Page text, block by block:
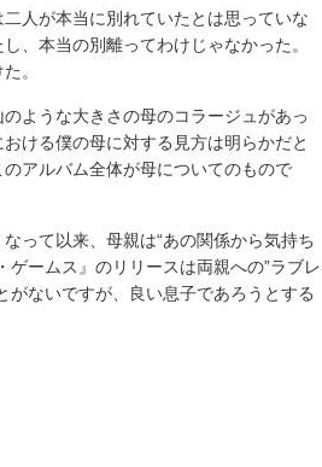
人が本当に別れていたとは思っていな
、本当の別離ってわけじゃなかった。
。
ような大きさの母のコラージュがあっ
ける僕の母に対する見方は明らかだと
アルバム全体が母についてのもので
って以来、母親は“あの関係から気持ち
ームス』のリリースは両親への”ラブレ
がないですが、良い息子であろうとする